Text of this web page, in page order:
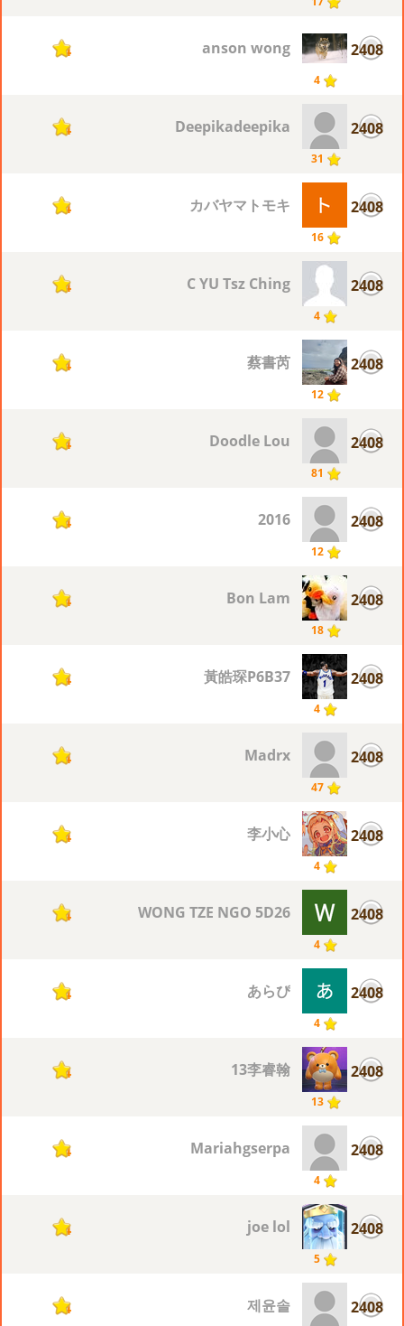
2408
4
anson wong
4
2408
31
Deepikadeepika
4
2408
16
カバヤマトモキ
4
2408
4
C YU Tsz Ching
4
2408
12
蔡書芮
4
2408
81
Doodle Lou
4
2408
12
2016
4
2408
18
Bon Lam
4
2408
4
黃皓琛P6B37
4
2408
47
Madrx
4
2408
4
李小心
4
2408
4
WONG TZE NGO 5D26
4
2408
4
あらぴ
4
2408
13
13李睿翰
4
2408
4
Mariahgserpa
4
2408
5
joe lol
4
2408
제윤솔
4